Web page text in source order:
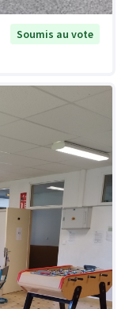
Soumis au vote